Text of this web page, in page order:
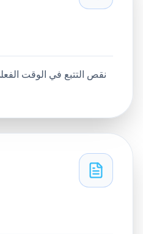
نقص التتبع في الوقت